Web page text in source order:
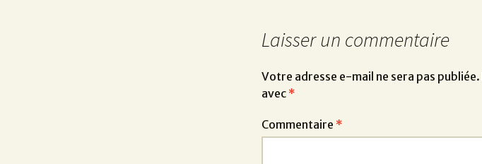
Laisser un commentaire
Votre adresse e-mail ne sera pas publiée.
avec *
Commentaire *